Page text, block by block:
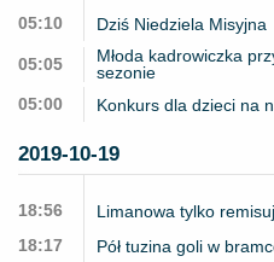
05:10
Dziś Niedziela Misyjna
05:05
Młoda kadrowiczka
sezonie
05:00
Konkurs dla dzieci na
2019-10-19
18:56
Limanowa tylko
18:17
Pół tuzina goli w